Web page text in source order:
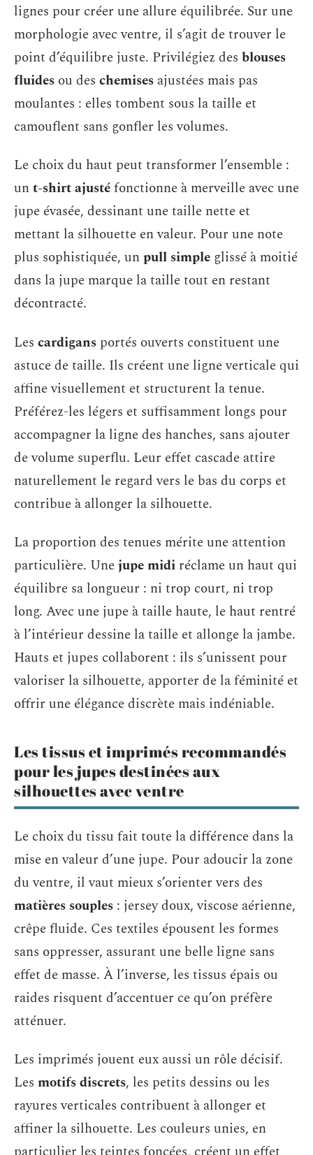
lignes pour créer une allure équilibrée. Sur une
morphologie avec ventre, il s’agit de trouver le
point d’équilibre juste. Privilégiez des blouses
fluides ou des chemises ajustées mais pas
moulantes : elles tombent sous la taille et
camouflent sans gonfler les volumes.
Le choix du haut peut transformer l’ensemble :
unt-shirt ajustéfonctionne à merveille avec une
jupe évasée, dessinant une taille nette et
mettant la silhouette en valeur. Pour une note
plus sophistiquée, unpull simple glissé à moitié
dans la jupe marque la taille tout en restant
décontracté.
Les cardigans portés ouverts constituent une
astuce de taille. Ils créent une ligne verticale qui
affine visuellement et structurent la tenue.
Préférez-les légers et suffisamment longs pour
accompagner la ligne des hanches, sans ajouter
de volume superflu. Leur effet cascade attire
naturellement le regard vers le bas du corps et
contribue à allonger la silhouette.
La proportion des tenues mérite une attention
particulière. Unejupe midi réclame un haut qui
équilibre sa longueur : ni trop court, ni trop
long. Avec une jupe à taille haute, le haut rentré
à l’intérieur dessine la taille et allonge la jambe.
Hauts et jupes collaborent : ils s’unissent pour
valoriser la silhouette, apporter de la féminité et
offrir une élégance discrète mais indéniable.
Les tissus et imprimés recommandés
pour les jupes destinées aux
silhouettes avec ventre
Le choix du tissu fait toute la différence dans la
mise en valeur d’une jupe. Pour adoucir la zone
du ventre, il vaut mieux s’orienter vers des
matières souples : jersey doux, viscose aérienne,
crêpe fluide. Ces textiles épousent les formes
sans oppresser, assurant une belle ligne sans
effet de masse. À l’inverse, les tissus épais ou
raides risquent d’accentuer ce qu’on préfère
atténuer.
Les imprimés jouent eux aussi un rôle décisif.
Les motifs discrets, les petits dessins ou les
rayures verticales contribuent à allonger et
affiner la silhouette. Les couleurs unies, en